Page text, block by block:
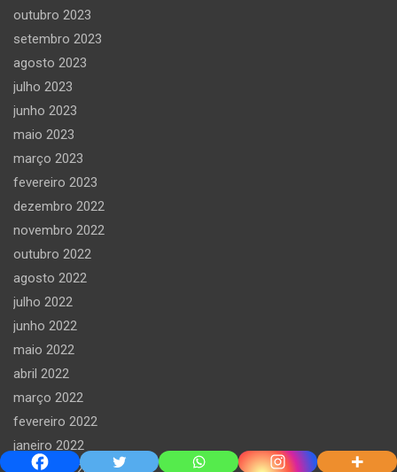
outubro 2023
setembro 2023
agosto 2023
julho 2023
junho 2023
maio 2023
março 2023
fevereiro 2023
dezembro 2022
novembro 2022
outubro 2022
agosto 2022
julho 2022
junho 2022
maio 2022
abril 2022
março 2022
fevereiro 2022
janeiro 2022